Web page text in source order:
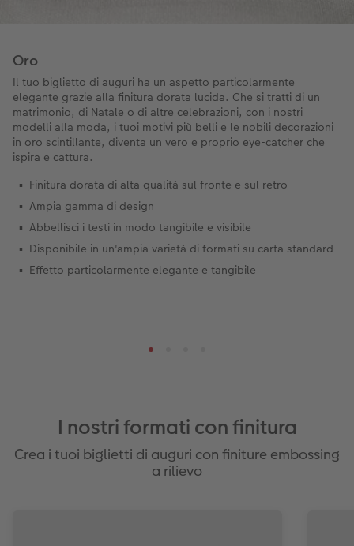
Oro
Il tuo biglietto di auguri ha un aspetto particolarmente
elegante grazie alla finitura dorata lucida. Che si tratti di un
matrimonio, di Natale o di altre celebrazioni, con i nostri
modelli alla moda, i tuoi motivi più belli e le nobili decorazioni
in oro scintillante, diventa un vero e proprio eye-catcher che
ispira e cattura.
Finitura dorata di alta qualità sul fronte e sul retro
Ampia gamma di design
Abbellisci i testi in modo tangibile e visibile
Disponibile in un'ampia varietà di formati su carta standard
Effetto particolarmente elegante e tangibile
I nostri formati con finitura
Crea i tuoi biglietti di auguri con finiture embossing
a rilievo